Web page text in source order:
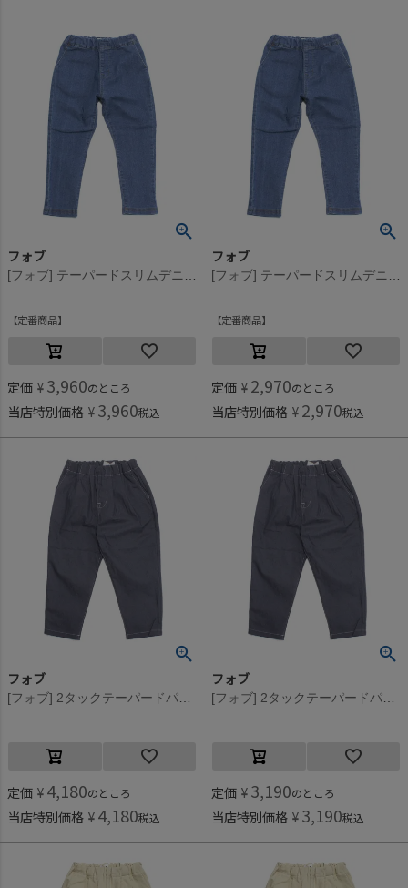
フォブ
定番商品
定価 ¥ 3,960のところ
当店特別価格 ¥ 3,960税込
フォブ
定番商品
定価 ¥ 2,970のところ
当店特別価格 ¥ 2,970税込
フォブ
定価 ¥ 4,180のところ
当店特別価格 ¥ 4,180税込
フォブ
定価 ¥ 3,190のところ
当店特別価格 ¥ 3,190税込